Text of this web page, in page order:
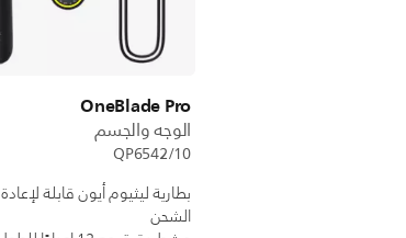
OneBlade Pro
الوجه والجسم
QP6542/10
بطارية ليثيوم أيون قابلة لإعادة
الشحن